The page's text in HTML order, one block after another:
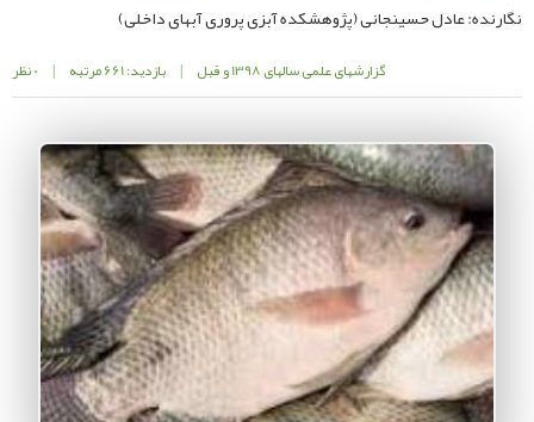
نگارنده: عادل حسینجانی (پژوهشکده آبزی پروری آبهای داخلی)
گزارشهای علمی سالهای 1398 و قبل | بازدید: 661 مرتبه | 0 نظر